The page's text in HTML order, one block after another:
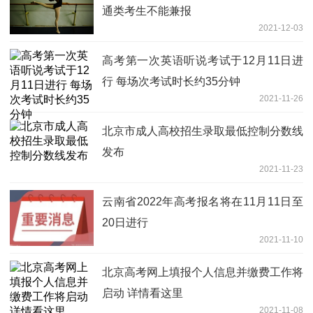
通类考生不能兼报
2021-12-03
高考第一次英语听说考试于12月11日进
行 每场次考试时长约35分钟
2021-11-26
北京市成人高校招生录取最低控制分数线
发布
2021-11-23
云南省2022年高考报名将在11月11日至
20日进行
2021-11-10
北京高考网上填报个人信息并缴费工作将
启动 详情看这里
2021-11-08